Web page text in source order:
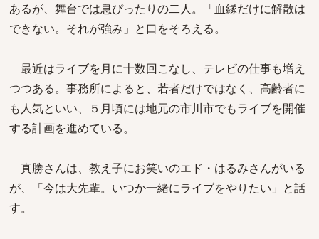
あるが、舞台では息ぴったりの二人。「血縁だけに解散は
できない。それが強み」と口をそろえる。
最近はライブを月に十数回こなし、テレビの仕事も増え
つつある。事務所によると、若者だけではなく、高齢者に
も人気といい、５月頃には地元の市川市でもライブを開催
する計画を進めている。
真勝さんは、教え子にお笑いのエド・はるみさんがいる
が、「今は大先輩。いつか一緒にライブをやりたい」と話
す。